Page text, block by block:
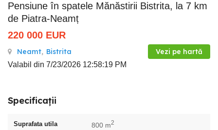
Pensiune în spatele Mănăstirii Bistrita, la 7 km
de Piatra-Neamț
220 000 EUR
Neamt, Bistrita Vezi pe hartă
Valabil din 7/23/2026 12:58:19 PM
Specificații
Suprafata utila 800 m2